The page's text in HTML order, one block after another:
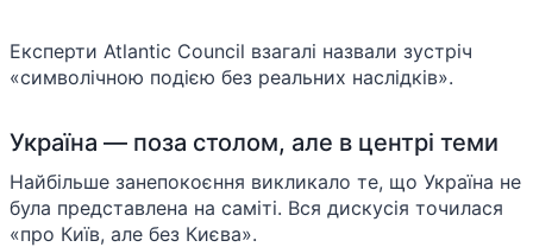
Експерти Atlantic Council взагалі назвали зустріч
«символічною подією без реальних наслідків».
Україна — поза столом, але в центрі теми
Найбільше занепокоєння викликало те, що Україна не
була представлена на саміті. Вся дискусія точилася
«про Київ, але без Києва».